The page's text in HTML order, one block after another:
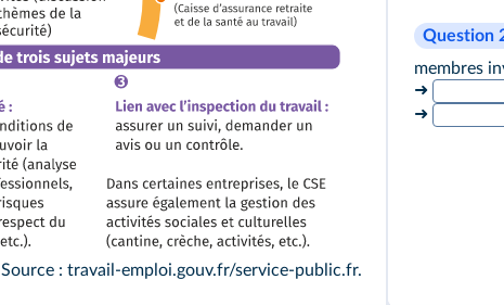
Source : travail-emploi.gouv.fr/service-public.fr.
Question
membres
➜
➜